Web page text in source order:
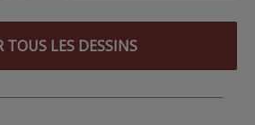
TOUS LES DESSINS